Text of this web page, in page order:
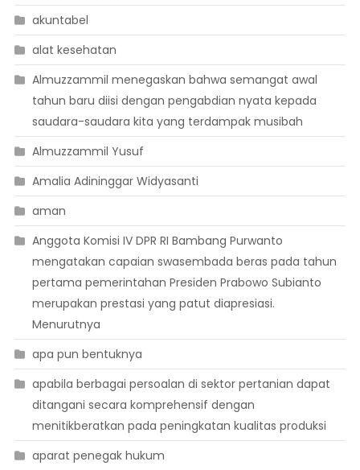
akuntabel
alat kesehatan
Almuzzammil menegaskan bahwa semangat awal
tahun baru diisi dengan pengabdian nyata kepada
saudara-saudara kita yang terdampak musibah
Almuzzammil Yusuf
Amalia Adininggar Widyasanti
aman
Anggota Komisi IV DPR RI Bambang Purwanto
mengatakan capaian swasembada beras pada tahun
pertama pemerintahan Presiden Prabowo Subianto
merupakan prestasi yang patut diapresiasi.
Menurutnya
apa pun bentuknya
apabila berbagai persoalan di sektor pertanian dapat
ditangani secara komprehensif dengan
menitikberatkan pada peningkatan kualitas produksi
aparat penegak hukum